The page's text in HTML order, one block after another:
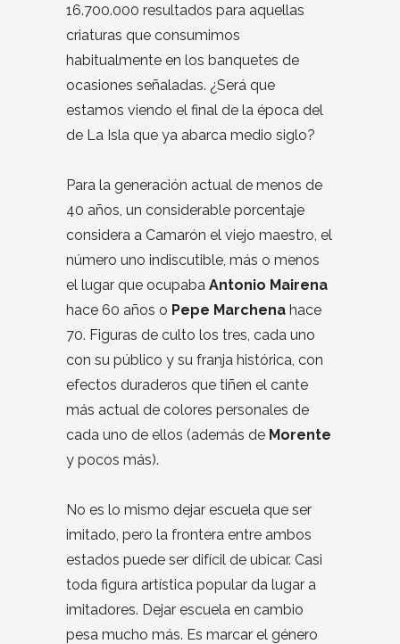
16.700.000 resultados para aquellas
criaturas que consumimos
habitualmente en los banquetes de
ocasiones señaladas. ¿Será que
estamos viendo el final de la época del
de La Isla que ya abarca medio siglo?
Para la generación actual de menos de
40 años, un considerable porcentaje
considera a Camarón el viejo maestro, el
número uno indiscutible, más o menos
el lugar que ocupaba Antonio Mairena
hace 60 años o Pepe Marchena hace
70. Figuras de culto los tres, cada uno
con su público y su franja histórica, con
efectos duraderos que tiñen el cante
más actual de colores personales de
cada uno de ellos (además de Morente
y pocos más).
No es lo mismo dejar escuela que ser
imitado, pero la frontera entre ambos
estados puede ser difícil de ubicar. Casi
toda figura artística popular da lugar a
imitadores. Dejar escuela en cambio
pesa mucho más. Es marcar el género